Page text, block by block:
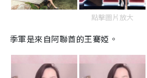
點擊圖片放大
季軍是來自阿聯酋的王騫婭。